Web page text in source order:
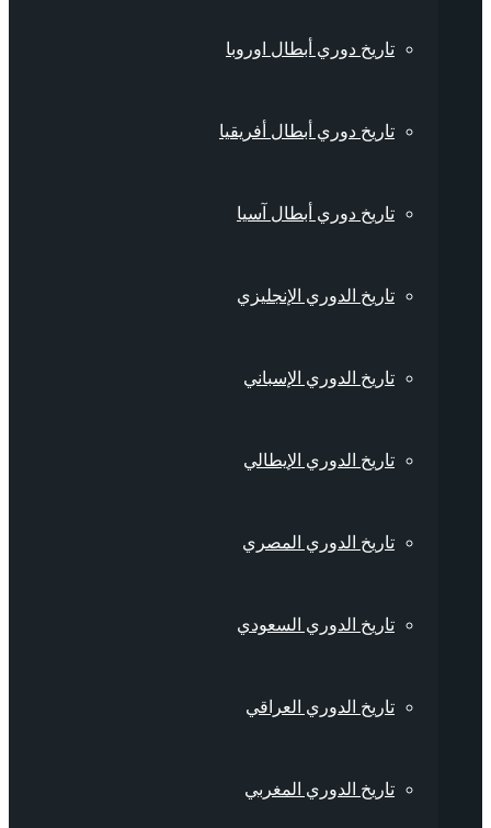
تاريخ دوري أبطال اوروبا
تاريخ دوري أبطال أفريقيا
تاريخ دوري أبطال آسيا
تاريخ الدوري الإنجليزي
تاريخ الدوري الإسباني
تاريخ الدوري الإيطالي
تاريخ الدوري المصري
تاريخ الدوري السعودي
تاريخ الدوري العراقي
تاريخ الدوري المغربي